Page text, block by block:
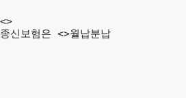
<>
종신보험은 <>월납분납